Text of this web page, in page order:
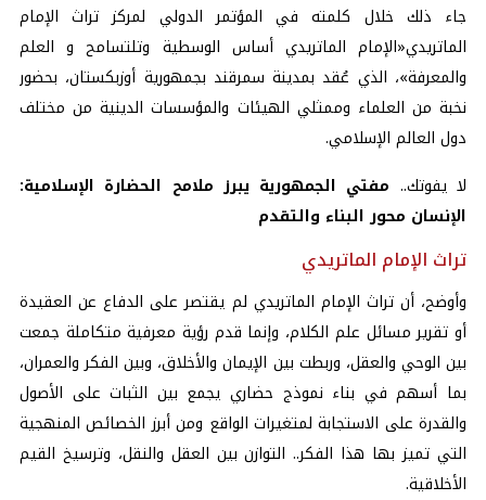
جاء ذلك خلال كلمته في المؤتمر الدولي لمركز تراث الإمام
الماتريدي«الإمام الماتريدي أساس الوسطية وتلتسامح و العلم
والمعرفة»، الذي عُقد بمدينة سمرقند بجمهورية أوزبكستان، بحضور
نخبة من العلماء وممثلي الهيئات والمؤسسات الدينية من مختلف
دول العالم الإسلامي.
لا يفوتك.. مفتي الجمهورية يبرز ملامح الحضارة الإسلامية:
الإنسان محور البناء والتقدم
تراث الإمام الماتريدي
وأوضح، أن تراث الإمام الماتريدي لم يقتصر على الدفاع عن العقيدة
أو تقرير مسائل علم الكلام، وإنما قدم رؤية معرفية متكاملة جمعت
بين الوحي والعقل، وربطت بين الإيمان والأخلاق، وبين الفكر والعمران،
بما أسهم في بناء نموذج حضاري يجمع بين الثبات على الأصول
والقدرة على الاستجابة لمتغيرات الواقع ومن أبرز الخصائص المنهجية
التي تميز بها هذا الفكر.. التوازن بين العقل والنقل، وترسيخ القيم
الأخلاقية.